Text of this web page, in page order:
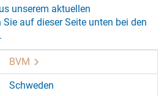
unserem aktuellen
auf dieser Seite unten bei den
BVM
Schweden